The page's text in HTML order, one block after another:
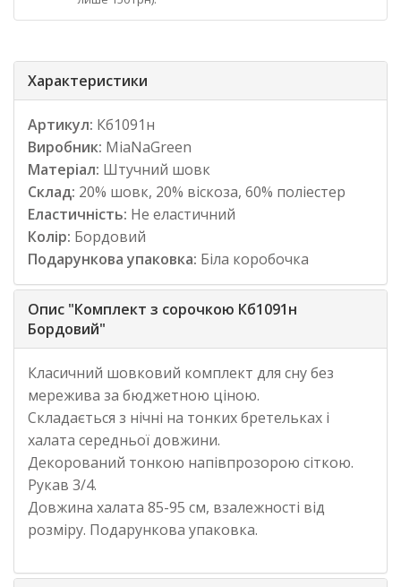
Характеристики
Артикул: Кб1091н
Виробник: MiaNaGreen
Матеріал: Штучний шовк
Склад: 20% шовк, 20% віскоза, 60% поліестер
Еластичність: Не еластичний
Колір: Бордовий
Подарункова упаковка: Біла коробочка
Опис "Комплект з сорочкою Кб1091н
Бордовий"
Класичний шовковий комплект для сну без
мережива за бюджетною ціною.
Складається з нічні на тонких бретельках і
халата середньої довжини.
Декорований тонкою напівпрозорою сіткою.
Рукав 3/4.
Довжина халата 85-95 см, взалежності від
розміру. Подарункова упаковка.